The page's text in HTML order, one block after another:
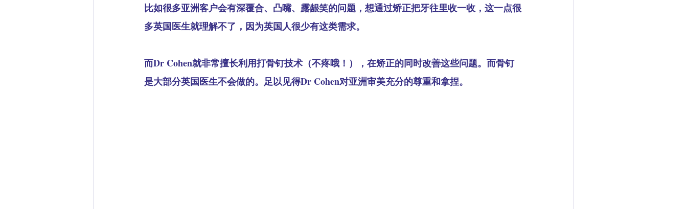
比如很多亚洲客户会有深覆合、凸嘴、露龈笑的问题，想通过矫正把牙往里收一收，这一点很
多英国医生就理解不了，因为英国人很少有这类需求。
而Dr Cohen就非常擅长利用打骨钉技术（不疼哦！），在矫正的同时改善这些问题。而骨钉
是大部分英国医生不会做的。足以见得Dr Cohen对亚洲审美充分的尊重和拿捏。